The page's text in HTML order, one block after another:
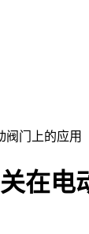
阀门上的应用
在电